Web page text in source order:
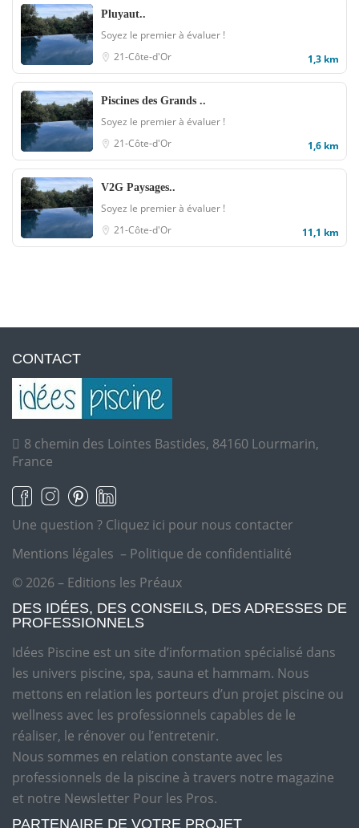
Pluyaut..
Soyez le premier à évaluer !
21-Côte-d'Or
1,3 km
Piscines des Grands ..
Soyez le premier à évaluer !
21-Côte-d'Or
1,6 km
V2G Paysages..
Soyez le premier à évaluer !
21-Côte-d'Or
11,1 km
CONTACT
8 chemin des Lointes Bastides, 84160 Lourmarin,
France
Une question ? Cliquez ici pour nous contacter
Mentions légales – Politique de confidentialité
© 2026 – Editions les Préaux
DES IDÉES, DES CONSEILS, DES ADRESSES DE
PROFESSIONNELS
Idées Piscine est un site d’information spécialisé dans
les univers piscine, spa, sauna et hammam. Nous
mettons en relation les porteurs d’un projet piscine ou
wellness avec les professionnels capables de le
réaliser, le rénover ou l’entretenir.
Nous sommes en relation constante avec les
professionnels de la piscine à travers notre magazine
et notre Newsletter Pour les Pros.
PARTENAIRE DE VOTRE PROJET